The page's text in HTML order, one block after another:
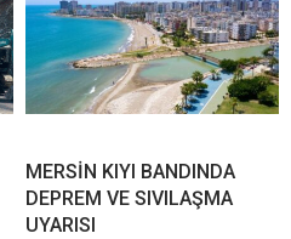
MERSİN KIYI BANDINDA
DEPREM VE SIVILAŞMA
UYARISI